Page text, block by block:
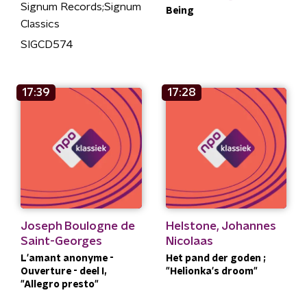
Signum Records;Signum
Classics
SIGCD574
Being
17:39
Joseph Boulogne de
Saint-Georges
L'amant anonyme -
Ouverture - deel I,
"Allegro presto"
17:28
Helstone, Johannes
Nicolaas
Het pand der goden ;
"Helionka's droom"